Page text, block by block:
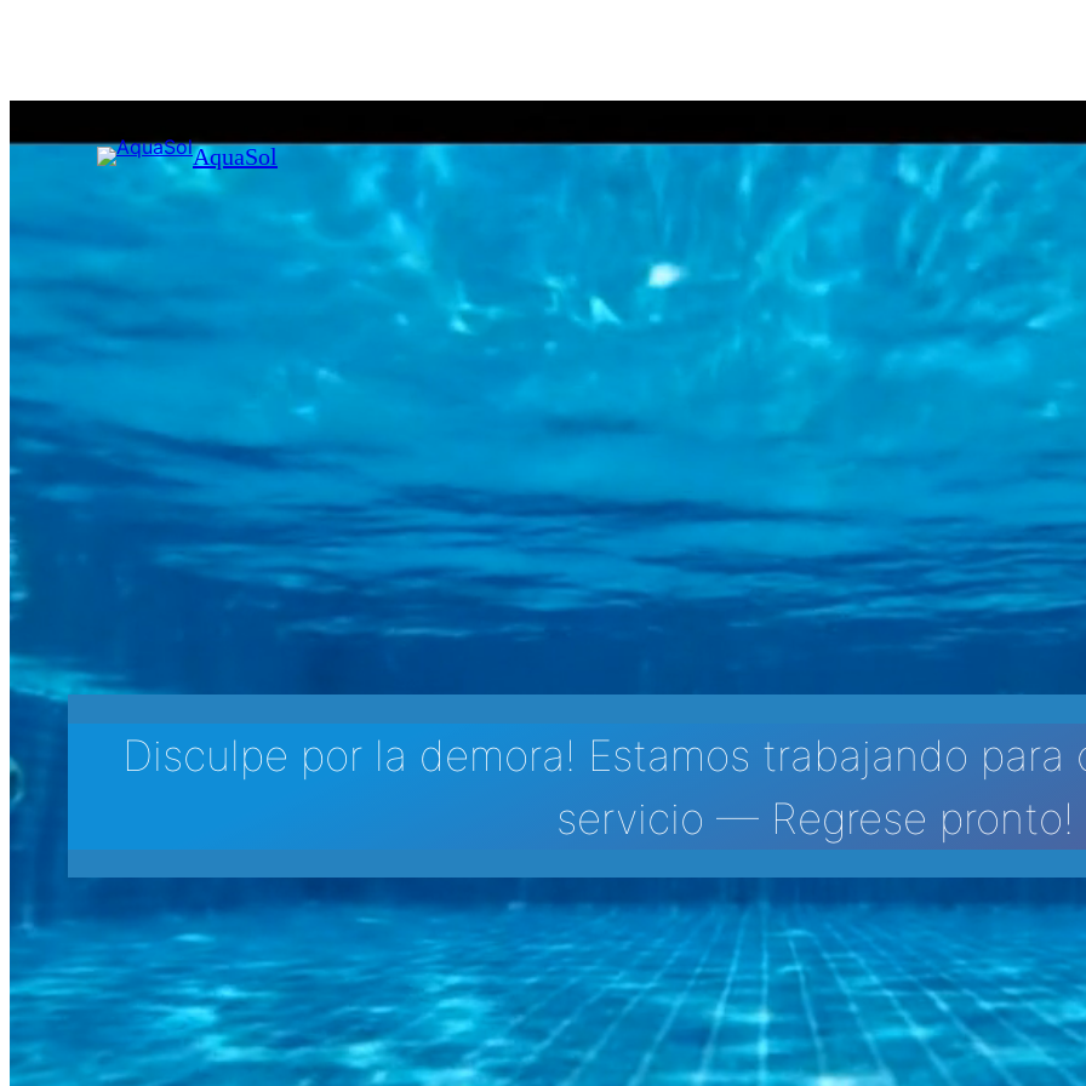
AquaSol
Disculpe por la demora! Estamos trabajando
servicio — Regrese pronto!